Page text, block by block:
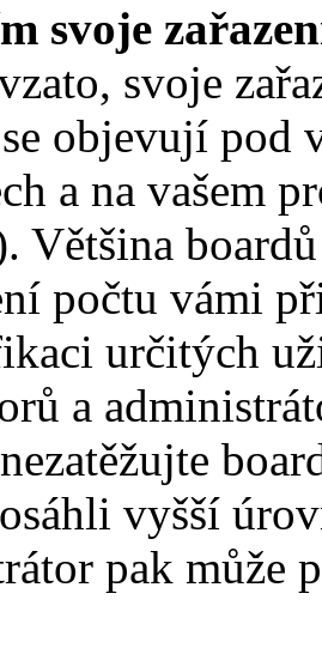
svoje
svoje
objevují pod
a na vašem
Většina
počtu vámi
určitých
a
vyšší
pak může